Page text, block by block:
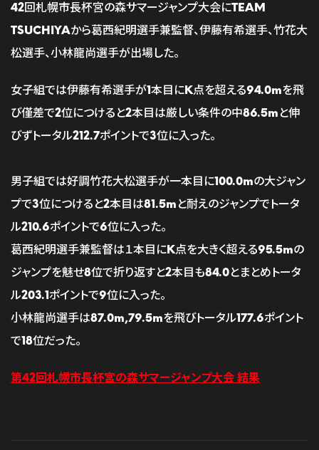
42回札幌市長杯宮の森サマージャンプ大会にTEAM
TSUCHIYAから葛西紀明選手兼監督、伊藤有希選手、竹花大
松選手、小林龍尚選手が出場した。
女子組では伊藤有希選手が1本目にK点を超える94.0mを飛
び僅差で2位につけると2本目は厳しい条件の中86.5mと伸
びずトータル212.7ポイントで3位に入った。
男子組では好調竹花大松選手が一本目に100.0mの大ジャン
プで3位につけると2本目は81.5mと耐えのジャンプでトータ
ル210.6ポイントで6位に入った。
葛西紀明選手兼監督は１本目にK点を大きく超える95.5mの
ジャンプを魅せ8位で折り返すと2本目も84.0とまとめトータ
ル203.1ポイントで9位に入った。
小林龍尚選手は87.0m,79.5mを飛びトータル177.6ポイント
で18位だった。
第42回札幌市長杯宮の森サマージャンプ大会 結果